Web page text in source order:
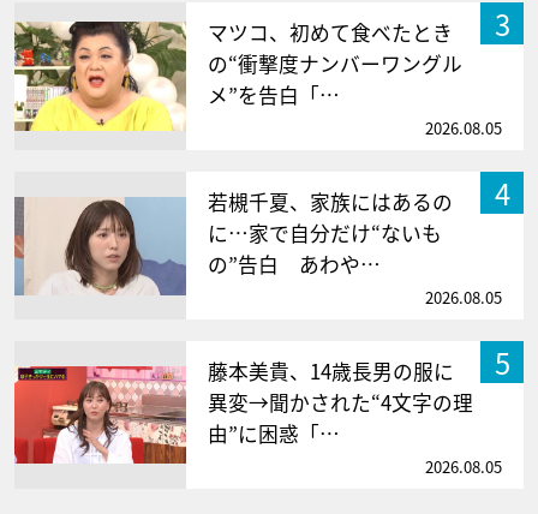
3
マツコ、初めて食べたとき
の“衝撃度ナンバーワングル
メ”を告白「…
2026.08.05
4
若槻千夏、家族にはあるの
に…家で自分だけ“ないも
の”告白 あわや…
2026.08.05
5
藤本美貴、14歳長男の服に
異変→聞かされた“4文字の理
由”に困惑「…
2026.08.05